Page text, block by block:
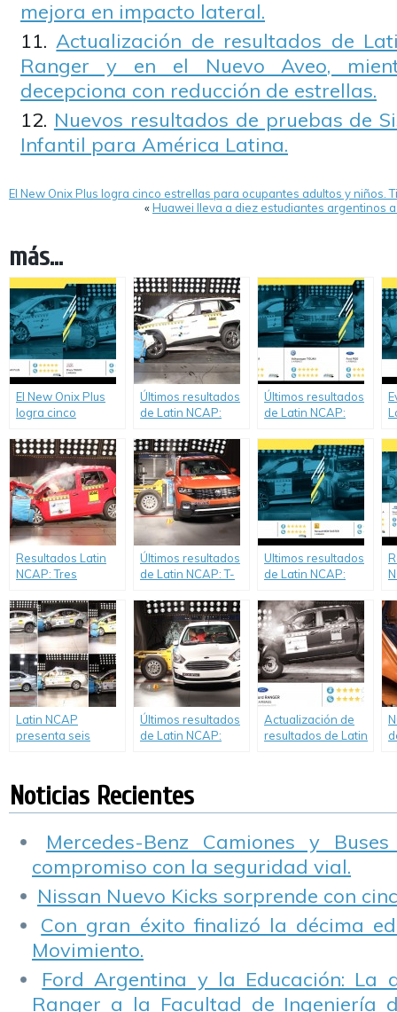
mejora en impacto lateral.
Actualización de resultados de
Ranger y en el Nuevo Aveo,
decepciona con reducción de estrellas.
Nuevos resultados de pruebas de
Infantil para América Latina.
El New Onix Plus logra cinco estrellas para ocupantes adultos y niños.
«Huawei lleva a diez estudiantes argentinos
más...
El New Onix Plus
logra cinco
ocupantes adultos
y niños. Tiggo3
decepciona con
resultado de cero
estrellas..
Últimos resultados
de Latin NCAP:
deslumbra con
cinco estrellas,
mientras que
Renault Kangoo
obtiene resultado
débil de tres
estrellas.
Últimos resultados
de Latin NCAP:
y Jetta (Vento para
Argentina)
obtienen cinco
estrellas, mientras
que Figo alcanza
cuatro.
Resultados Latin
NCAP: Tres
Volkswagen
Suran/Fox.
Últimos resultados
de Latin NCAP: T-
mercado con cinco
estrellas, mientras
que Yaris consigue
cuatro.
Ultimos resultados
de Latin NCAP:
flota de cinco
estrellas mientras
que New Duster
renueva las cuatro
estrellas.
y
Latin NCAP
presenta seis
choque.
Últimos resultados
de Latin NCAP:
adultos, mientras
que Ford Ka mejora
Actualización de
resultados de Latin
Mitsubishi
reducción de
estrellas.
Noticias Recientes
Mercedes-Benz Camiones y
compromiso con la seguridad vial.
Nissan Nuevo Kicks sorprende con
Con gran éxito finalizó la décima
Movimiento.
Ford Argentina y la Educación: La
Ranger a la Facultad de Ingeniería